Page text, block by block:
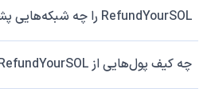
RefundYourSOL را چه شبکه‌هایی پشتیبانی می‌کند؟
چه کیف پول‌هایی از RefundYourSOL پشتیبانی می‌کنند؟